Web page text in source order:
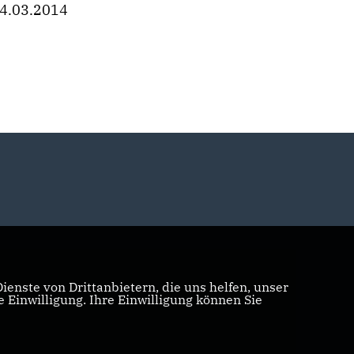
von Drittanbietern, die uns helfen, unser
Einwilligung. Ihre Einwilligung können Sie